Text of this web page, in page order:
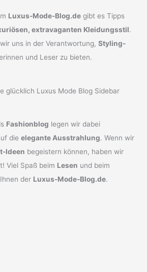
Luxus-Mode-Blog.de gibt es Tipps
extravaganten Kleidungsstil.
uns in der Verantwortung,Styling-
und Leser zu bieten.
Fashionblog legen wir dabei
dieelegante Ausstrahlung. Wenn wir
Ideen begeistern können, haben wir
Viel Spaß beim Lesen und beim
der Luxus-Mode-Blog.de.